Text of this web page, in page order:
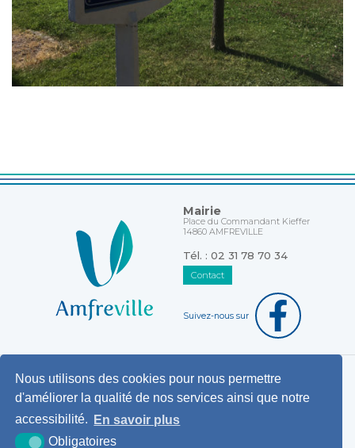
Nous utilisons des cookies pour nous permettre
d'améliorer la qualité de nos services ainsi que notre
accessibilité.
En savoir plus
Obligatoires
Mairie
Place du Commandant Kieffer
14860 AMFREVILLE
Tél. : 02 31 78 70 34
Contact
Suivez-nous sur
Horaires d'ouverture au public
Pemanences des élus
Démarches administratives
Agence postale communale